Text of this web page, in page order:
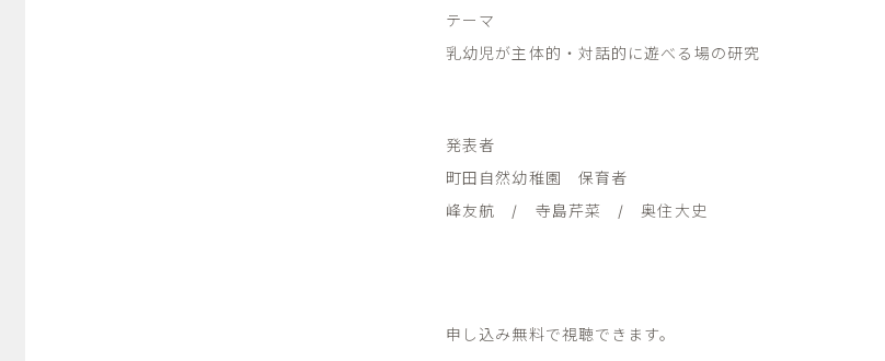
テーマ
乳幼児が主体的・対話的に遊べる場の研究
発表者
町田自然幼稚園 保育者
峰友航 / 寺島芹菜 / 奥住大史
申し込み無料で視聴できます。